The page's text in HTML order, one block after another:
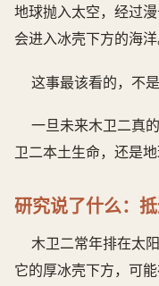
地球抛入太空，经过
会进入冰壳下方的海洋
这事最该看的，不
一旦未来木卫二真
卫二本土生命，还是
研究说了什么：
木卫二常年排在太
它的厚冰壳下方，可